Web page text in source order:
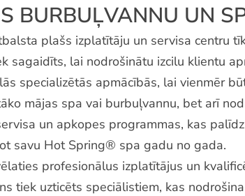
BURBUĻVANNU UN
plašs izplatītāju un servisa centru
sagaidīts, lai nodrošinātu izcilu klientu
specializētās apmācībās, lai vienmēr
mājas spa vai burbuļvannu, bet arī
un apkopes programmas, kas
savu Hot Spring® spa gadu no gada.
profesionālus izplatītājus un
tiek uzticēts speciālistiem, kas